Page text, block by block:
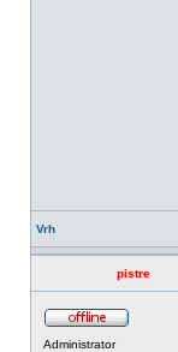
Vrh
pistre
Administrator